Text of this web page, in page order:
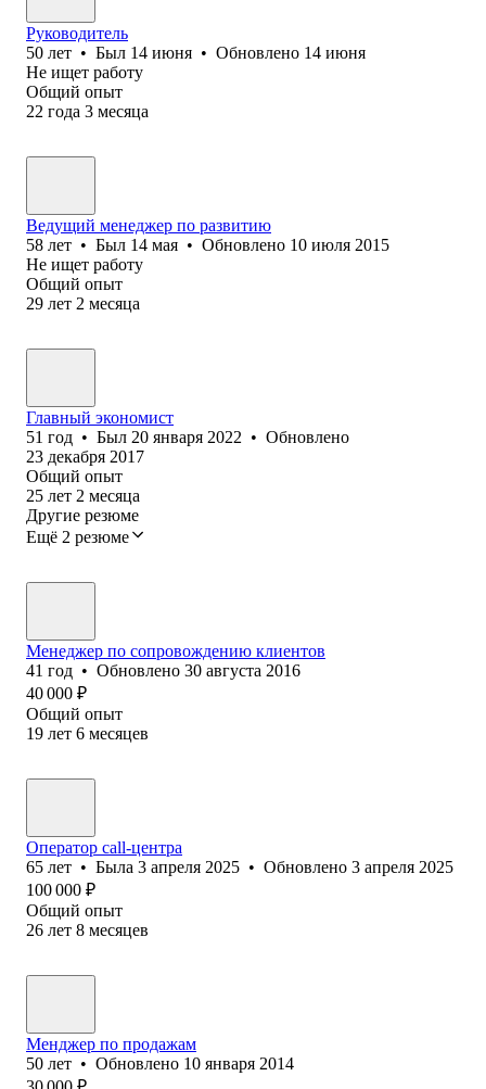
Руководитель
50 лет • Был 14 июня • Обновлено 14 июня
Не ищет работу
Общий опыт
22 года 3 месяца
Ведущий менеджер по развитию
58 лет • Был 14 мая • Обновлено 10 июля 2015
Не ищет работу
Общий опыт
29 лет 2 месяца
Главный экономист
51 год • Был 20 января 2022 • Обновлено
23 декабря 2017
Общий опыт
25 лет 2 месяца
Другие резюме
Ещё 2 резюме
Менеджер по сопровождению клиентов
41 год • Обновлено 30 августа 2016
40 000 ₽
Общий опыт
19 лет 6 месяцев
Оператор call-центра
65 лет • Была 3 апреля 2025 • Обновлено 3 апреля 2025
100 000 ₽
Общий опыт
26 лет 8 месяцев
Менджер по продажам
50 лет • Обновлено 10 января 2014